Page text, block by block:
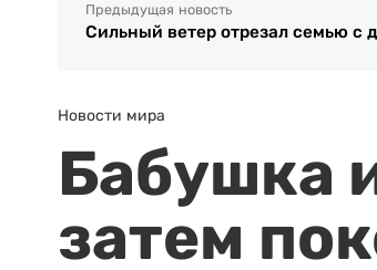
Предыдущая новость
Сильный ветер отрезал семью с
Новости мира
Бабушка
затем